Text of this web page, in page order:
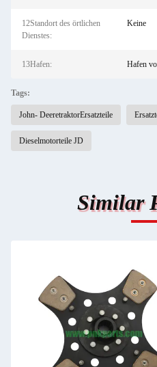
12Standort des örtlichen
Dienstes:
Keine
13Hafen: Hafen
Tags:
John- DeeretraktorErsatzteile
Dieselmotorteile JD
Similar